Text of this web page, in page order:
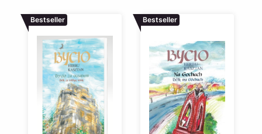
Bestseller Bestseller